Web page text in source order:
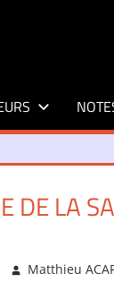
DE LA
Matthieu